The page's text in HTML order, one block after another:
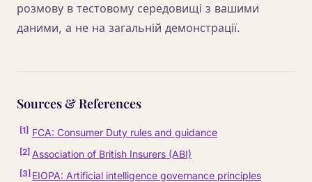
розмову в тестовому середовищі з вашими
даними, а не на загальній демонстрації.
Sources & References
[1] FCA: Consumer Duty rules and guidance
[2] Association of British Insurers (ABI)
[3] EIOPA: Artificial intelligence governance principles